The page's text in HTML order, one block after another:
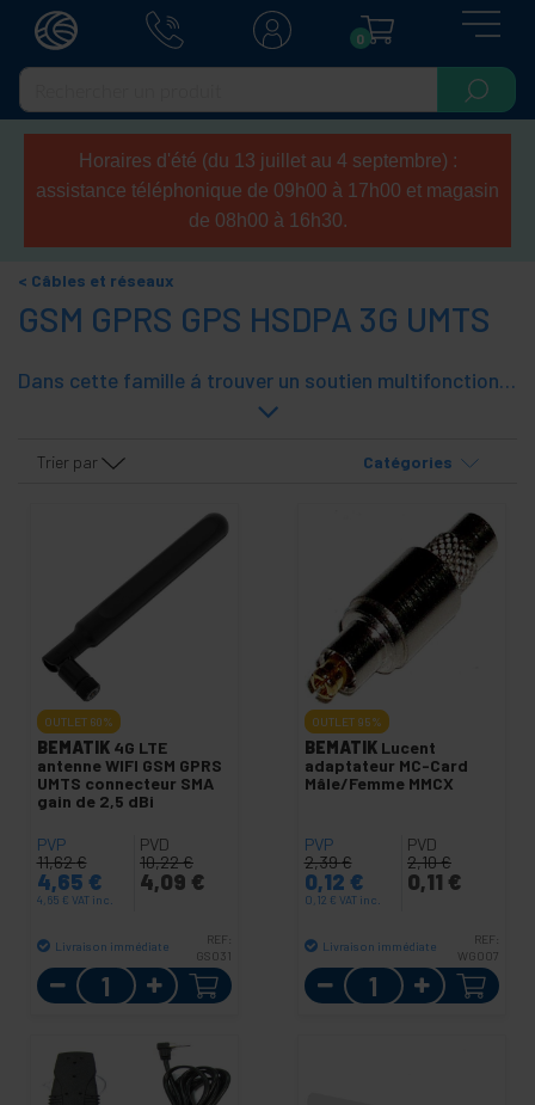
0
Horaires d'été (du 13 juillet au 4 septembre) :
assistance téléphonique de 09h00 à 17h00 et magasin
de 08h00 à 16h30.
Câbles et réseaux
GSM GPRS GPS HSDPA 3G UMTS
Dans cette famille á trouver un soutien multifonctions PDA, Smartphone, GPS, récepteur GPS, câbleGPS, antenne GPS, support universel pour PDA, Smartphone et GPS Accessoires pour la 3G, GSM et GPRS, GSM télécommande et une antenne pour la 3G UMTS et GPRS.
Trier par Catégories
OUTLET 60%
BEMATIK 4G LTE
antenne WIFI GSM GPRS
UMTS connecteur SMA
gain de 2,5 dBi
PVP
11,62€
4,65 €
4,65 € VAT inc.
PVD
10,22€
4,09 €
Livraison immédiate
REF:
GS031
Quantité
OUTLET 95%
BEMATIK Lucent
adaptateur MC-Card
Mâle/Femme MMCX
PVP
2,39€
0,12 €
0,12 € VAT inc.
PVD
2,10€
0,11 €
Livraison immédiate
REF:
WG007
Quantité